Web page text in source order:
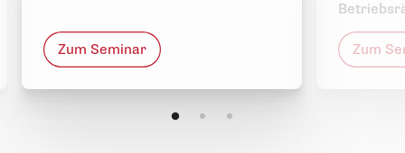
Zum Seminar Zum